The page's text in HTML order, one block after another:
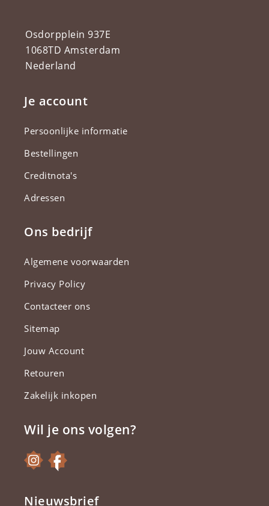
Osdorpplein 937E
1068TD Amsterdam
Nederland
Je account
Persoonlijke informatie
Bestellingen
Creditnota's
Adressen
Ons bedrijf
Algemene voorwaarden
Privacy Policy
Contacteer ons
Sitemap
Jouw Account
Retouren
Zakelijk inkopen
Wil je ons volgen?
Nieuwsbrief